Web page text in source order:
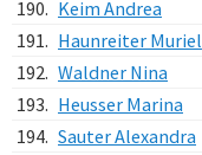
190. Keim Andrea
191. Haunreiter Muriel
192. Waldner Nina
193. Heusser Marina
194. Sauter Alexandra